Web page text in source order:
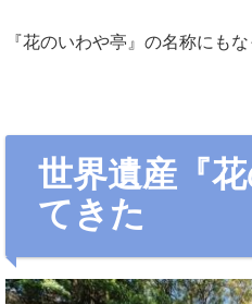
『花のいわや亭』の名称にも
世界遺産『
てきた